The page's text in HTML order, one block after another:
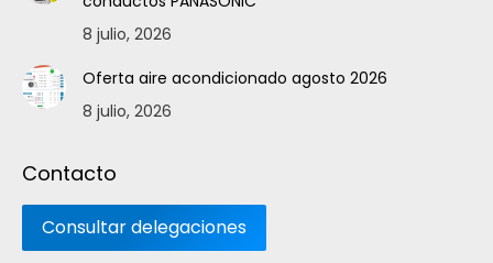
8 julio, 2026
Oferta aire acondicionado agosto 2026
8 julio, 2026
Contacto